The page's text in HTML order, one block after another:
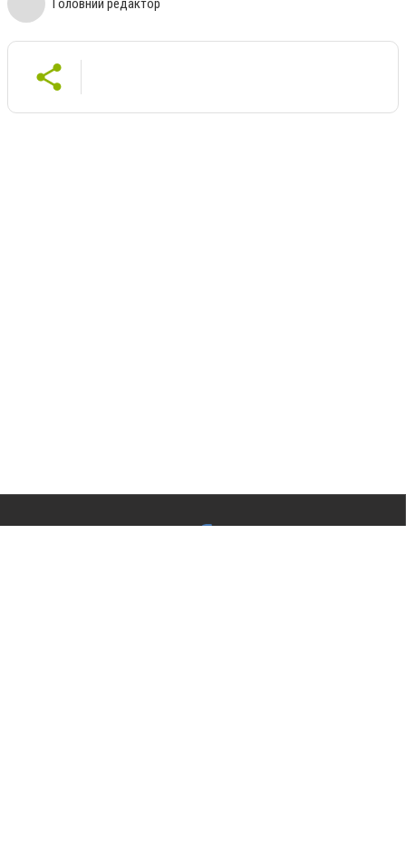
Головний редактор